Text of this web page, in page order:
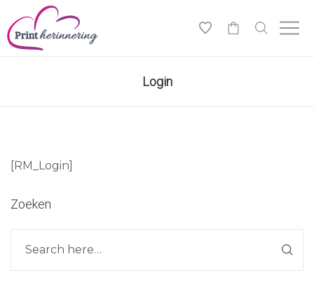
Login
[RM_Login]
Zoeken